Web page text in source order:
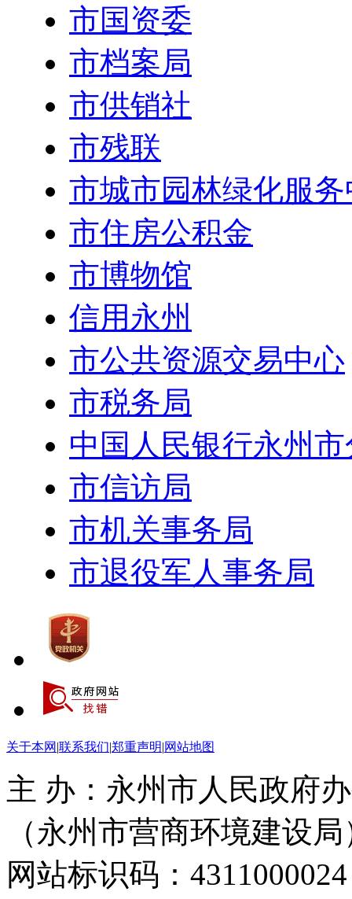
市国资委
市档案局
市供销社
市残联
市城市园林绿化服
市住房公积金
市博物馆
信用永州
市公共资源交易中心
市税务局
中国人民银行永州
市信访局
市机关事务局
市退役军人事务局
关于本网 |联系我们|郑重声明|网站地图
主 办：永州市人民政府
（永州市营商环境建设局
网站标识码：